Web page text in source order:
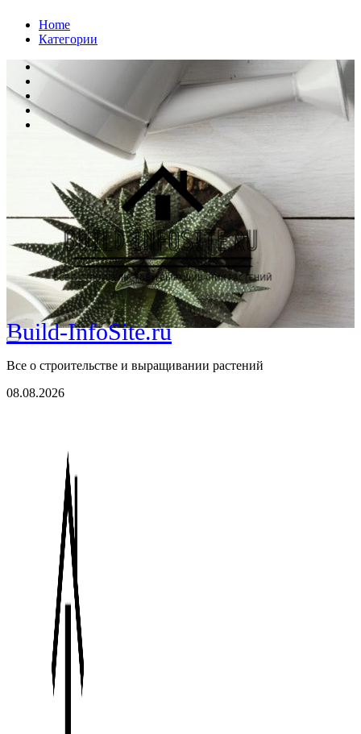
ПерейтиHome
Категории
Build-InfoSite.ru
Все о строительстве и выращивании растений
08.08.2026